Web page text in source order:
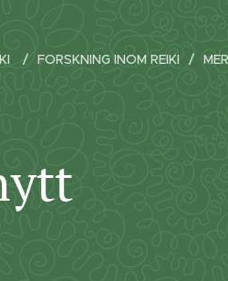
FORSKNING INOM REIKI MER